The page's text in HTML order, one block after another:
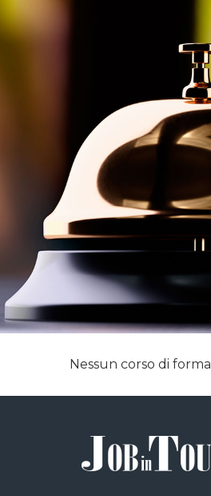
Nessun corso di